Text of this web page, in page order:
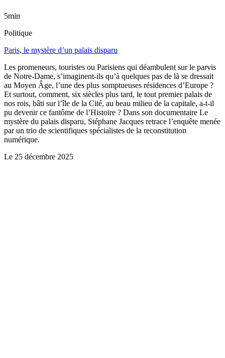
5min
Politique
Paris, le mystère d’un palais disparu
Les promeneurs, touristes ou Parisiens qui déambulent sur le parvis
de Notre-Dame, s’imaginent-ils qu’à quelques pas de là se dressait
au Moyen Âge, l’une des plus somptueuses résidences d’Europe ?
Et surtout, comment, six siècles plus tard, le tout premier palais de
nos rois, bâti sur l’île de la Cité, au beau milieu de la capitale, a-t-il
pu devenir ce fantôme de l’Histoire ? Dans son documentaire Le
mystère du palais disparu, Stéphane Jacques retrace l’enquête menée
par un trio de scientifiques spécialistes de la reconstitution
numérique.
Le 25 décembre 2025